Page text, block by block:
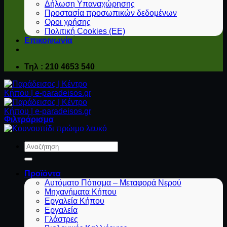
Δήλωση Υπαναχώρησης
Προστασία προσωπικών δεδομένων
Οροι χρήσης
Πολιτική Cookies (ΕΕ)
Επικοινωνία
Τηλ : 210 4653 540
Αναζήτηση
για:
Προϊόντα
Αυτόματο Πότισμα – Μεταφορά Νερού
Μηχανήματα Κήπου
Εργαλεία Κήπου
Εργαλεία
Γλάστρες
Φιλτράρισμα